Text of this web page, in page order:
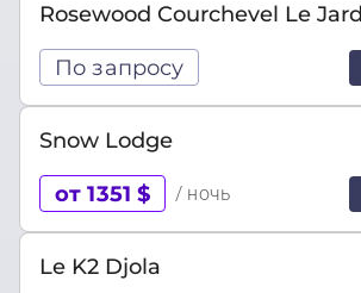
Rosewood Courchevel Le
По запросу
Snow Lodge
от 1351 $ / ночь
Le K2 Djola